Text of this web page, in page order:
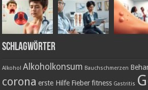
Schlagwörter
Alkohol Alkoholkonsum Bauchschmerzen
corona erste Hilfe Fieber fitness Gastritis